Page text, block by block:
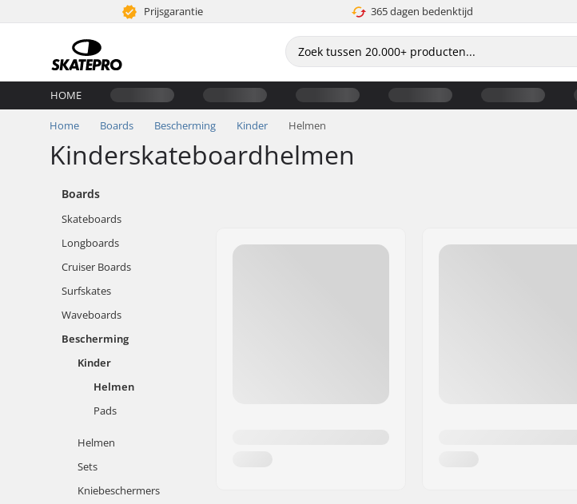
Prijsgarantie 365 dagen bedenktijd
HOME
Home Boards Bescherming Kinder Helmen
Kinderskateboardhelmen
Boards
Skateboards
Longboards
Cruiser Boards
Surfskates
Waveboards
Bescherming
Kinder
Helmen
Pads
Helmen
Sets
Kniebeschermers